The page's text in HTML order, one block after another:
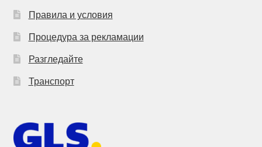
Правила и условия
Процедура за рекламации
Разгледайте
Транспорт